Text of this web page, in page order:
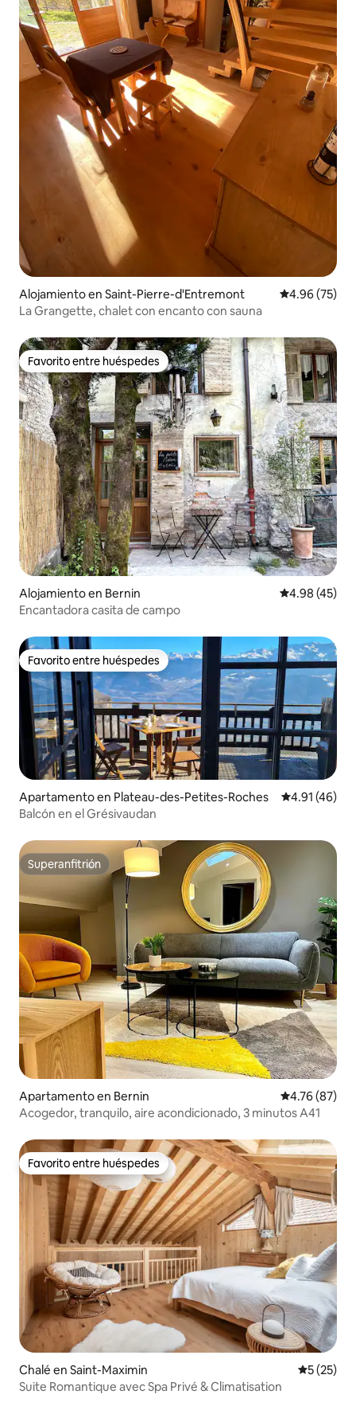
Alojamiento en Saint-Pierre-d'Entremont Calificación
4.96 (75)
La Grangette, chalet con encanto con sauna
Favorito entre huéspedes
Favorito entre huéspedes
Alojamiento en Bernin Calificación
4.98 (45)
Encantadora casita de campo
Favorito entre huéspedes
Favorito entre huéspedes
Apartamento en Plateau-des-Petites-Roches Calificación
4.91 (46)
Balcón en el Grésivaudan
Superanfitrión
Superanfitrión
Apartamento en Bernin Calificación
4.76 (87)
Acogedor, tranquilo, aire acondicionado, 3 minutos A41
Favorito entre huéspedes
Favorito entre huéspedes
Chalé en Saint-Maximin
5 (25)
Suite Romantique avec Spa Privé & Climatisation